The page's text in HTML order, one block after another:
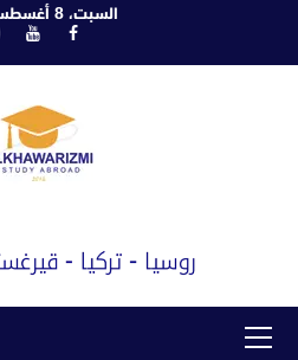
السبت، 8 أغسطس 2026
فيسبوك
القائمة